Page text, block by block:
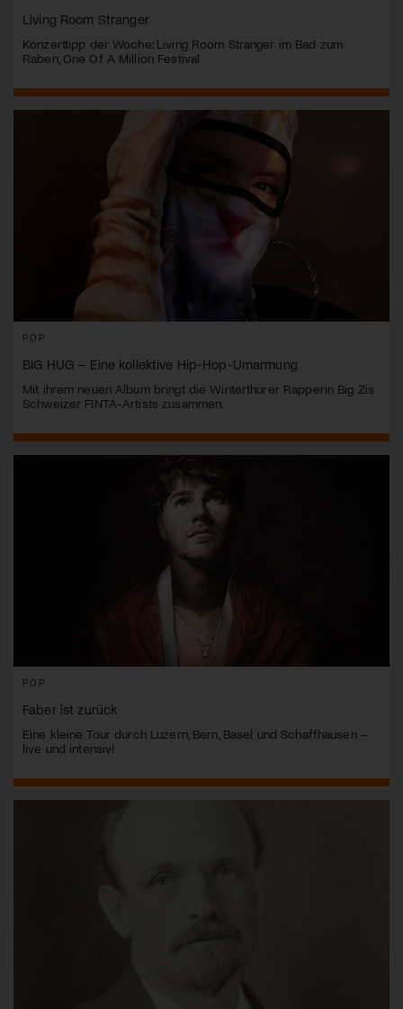
Living Room Stranger
Konzerttipp der Woche: Living Room Stranger im Bad zum
Raben, One Of A Million Festival
POP
BIG HUG – Eine kollektive Hip-Hop-Umarmung
Mit ihrem neuen Album bringt die Winterthurer Rapperin Big Zis
Schweizer FINTA-Artists zusammen.
POP
Faber ist zurück
Eine kleine Tour durch Luzern, Bern, Basel und Schaffhausen –
live und intensiv!